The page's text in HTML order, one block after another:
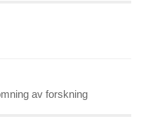
av forskning